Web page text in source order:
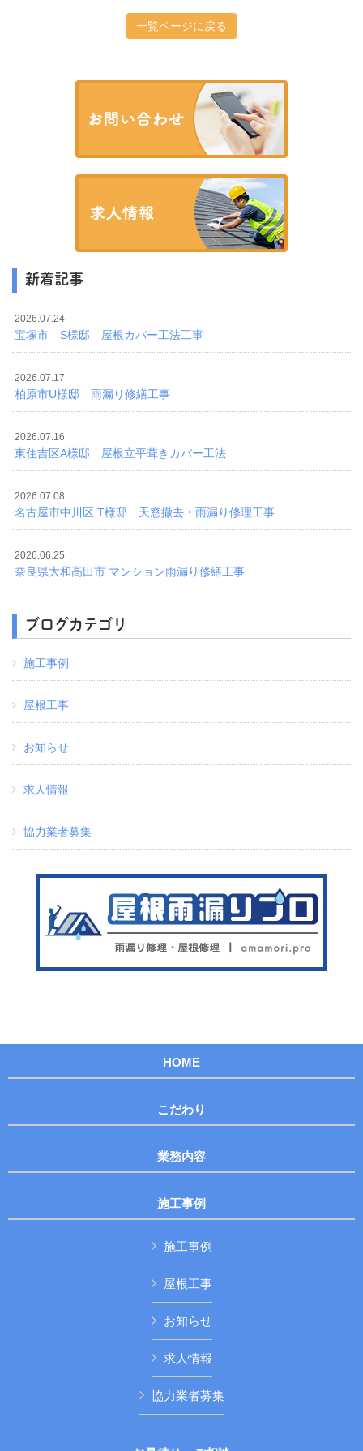
一覧ページに戻る
新着記事
2026.07.24
宝塚市 S様邸 屋根カバー工法工事
2026.07.17
柏原市U様邸 雨漏り修繕工事
2026.07.16
東住吉区A様邸 屋根立平葺きカバー工法
2026.07.08
名古屋市中川区 T様邸 天窓撤去・雨漏り修理工事
2026.06.25
奈良県大和高田市 マンション雨漏り修繕工事
ブログカテゴリ
施工事例
屋根工事
お知らせ
求人情報
協力業者募集
HOME
こだわり
業務内容
施工事例
施工事例
屋根工事
お知らせ
求人情報
協力業者募集